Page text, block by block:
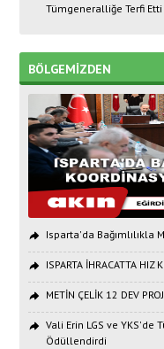
Tümgeneralliğe Terfi Etti
BÖLGEMİZDEN
Isparta'da Bağımlılıkla
ISPARTA İHRACATTA HIZ
METİN ÇELİK 12 DEV
Vali Erin LGS ve YKS'de
Ödüllendirdi